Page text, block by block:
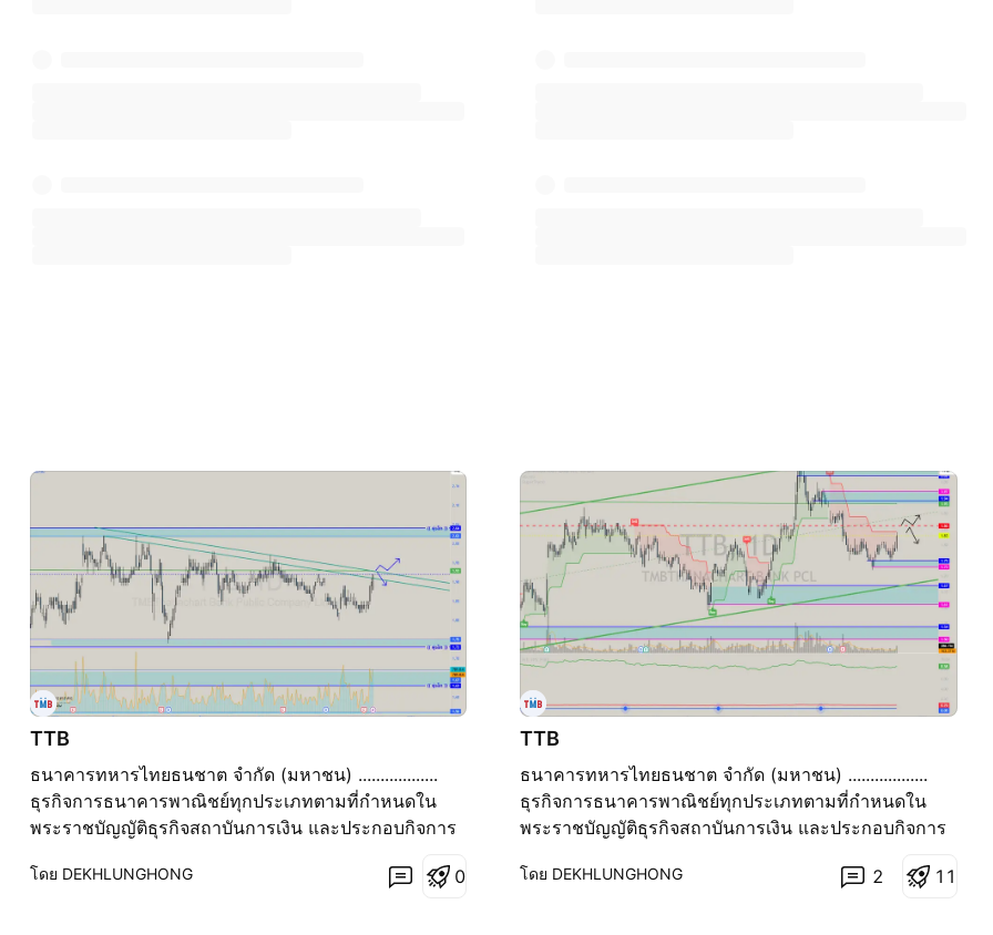
TTB
ธนาคารทหารไทยธนชาต จำกัด (มหาชน) ..................
ธุรกิจการธนาคารพาณิชย์ทุกประเภทตามที่กำหนดใน
พระราชบัญญัติธุรกิจสถาบันการเงิน และประกอบกิจการ
ที่ได้รับอนุญาตจากกระทรวงการคลัง ธนาคารแห่ง
โดย DEKHLUNGHONG 0
TTB
ธนาคารทหารไทยธนชาต จำกัด (มหาชน) ..................
ธุรกิจการธนาคารพาณิชย์ทุกประเภทตามที่กำหนดใน
พระราชบัญญัติธุรกิจสถาบันการเงิน และประกอบกิจการ
ที่ได้รับอนุญาตจากกระทรวงการคลัง ธนาคารแห่ง
โดย DEKHLUNGHONG 2 1 1